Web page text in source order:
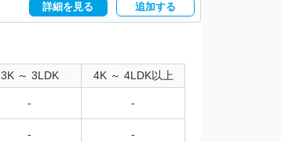
詳細を見る 追加する
3K ～ 3LDK 4K ～ 4LDK以上
- -
- -